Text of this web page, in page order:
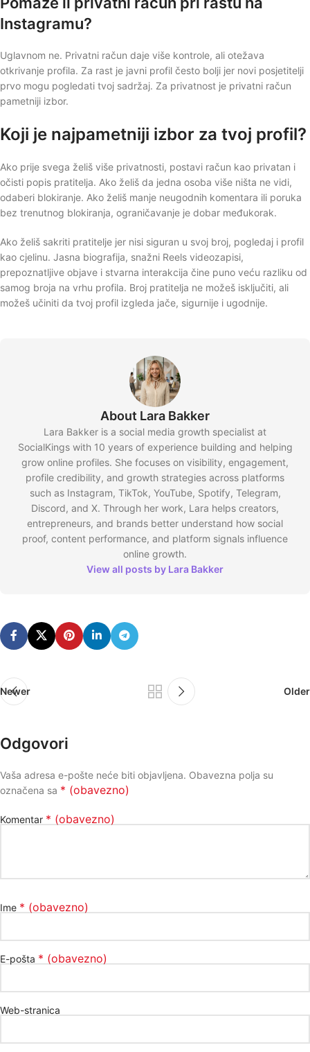
Instagramu?
Uglavnom ne. Privatni račun daje više kontrole, ali otežava
otkrivanje profila. Za rast je javni profil često bolji jer novi posjetitelji
prvo mogu pogledati tvoj sadržaj. Za privatnost je privatni račun
pametniji izbor.
Koji je najpametniji izbor za tvoj profil?
Ako prije svega želiš više privatnosti, postavi račun kao privatan i
očisti popis pratitelja. Ako želiš da jedna osoba više ništa ne vidi,
odaberi blokiranje. Ako želiš manje neugodnih komentara ili poruka
bez trenutnog blokiranja, ograničavanje je dobar međukorak.
Ako želiš sakriti pratitelje jer nisi siguran u svoj broj, pogledaj i profil
kao cjelinu. Jasna biografija, snažni Reels videozapisi,
prepoznatljive objave i stvarna interakcija čine puno veću razliku od
samog broja na vrhu profila. Broj pratitelja ne možeš isključiti, ali
možeš učiniti da tvoj profil izgleda jače, sigurnije i ugodnije.
About Lara Bakker
Lara Bakker is a social media growth specialist at
SocialKings with 10 years of experience building and helping
grow online profiles. She focuses on visibility, engagement,
profile credibility, and growth strategies across platforms
such as Instagram, TikTok, YouTube, Spotify, Telegram,
Discord, and X. Through her work, Lara helps creators,
entrepreneurs, and brands better understand how social
proof, content performance, and platform signals influence
online growth.
View all posts by Lara Bakker
Newer Older
Odgovori
Vaša adresa e-pošte neće biti objavljena. Obavezna polja su
označena sa * (obavezno)
Komentar * (obavezno)
Ime * (obavezno)
E-pošta * (obavezno)
Web-stranica